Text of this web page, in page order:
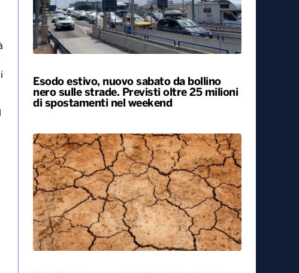
Caldo, nel weekend le città da bollino
Esodo estivo, nuovo sabato da bollino